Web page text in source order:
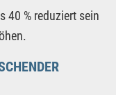
40 % reduziert sein